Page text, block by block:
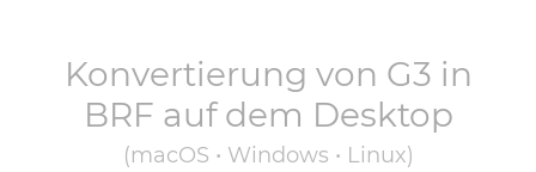
Konvertierung von G3 in
BRF auf dem Desktop
(macOS • Windows • Linux)